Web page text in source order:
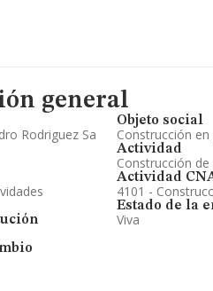
general
Rodriguez Sa
Objeto social
Construcción en
Actividad
Construcción
Actividad
4101 -
Estado de la
Viva